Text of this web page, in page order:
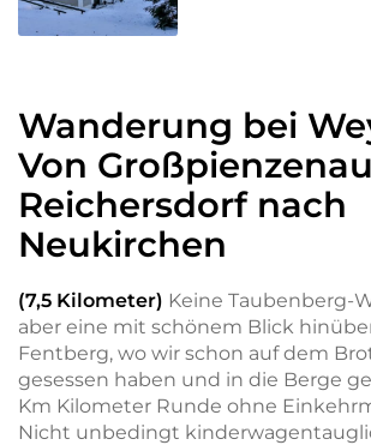
Wanderung bei
Von
Reichersdorf nach
Neukirchen
(7,5 Kilometer) Keine Taubenberg-
aber eine mit schönem Blick
Fentberg, wo wir schon auf dem
gesessen haben und in die Berge
Km Kilometer Runde ohne
Nicht unbedingt